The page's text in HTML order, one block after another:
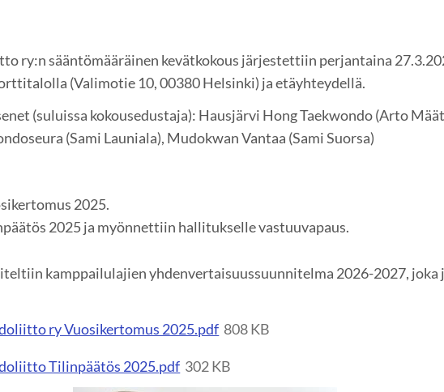
ry:n sääntömääräinen kevätkokous järjestettiin perjantaina
(Valimotie 10, 00380 Helsinki) ja etäyhteydellä.
(suluissa kokousedustaja): Hausjärvi Hong Taekwondo (Arto
(Sami Launiala), Mudokwan Vantaa (Sami Suorsa)
2025.
2025 ja myönnettiin hallitukselle vastuuvapaus.
kamppailulajien yhdenvertaisuussuunnitelma 2026-2027, joka
ry Vuosikertomus 2025.pdf 808 KB
Tilinpäätös 2025.pdf 302 KB